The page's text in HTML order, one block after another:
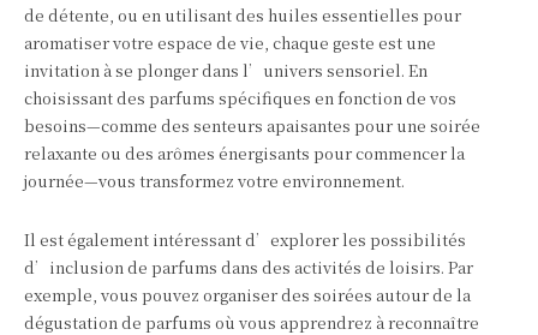
de détente, ou en utilisant des huiles essentielles pour
aromatiser votre espace de vie, chaque geste est une
invitation à se plonger dans l’univers sensoriel. En
choisissant des parfums spécifiques en fonction de vos
besoins—comme des senteurs apaisantes pour une soirée
relaxante ou des arômes énergisants pour commencer la
journée—vous transformez votre environnement.
Il est également intéressant d’explorer les possibilités
d’inclusion de parfums dans des activités de loisirs. Par
exemple, vous pouvez organiser des soirées autour de la
dégustation de parfums où vous apprendrez à reconnaître